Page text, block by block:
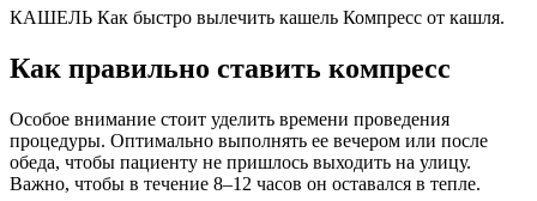
КАШЕЛЬ Как быстро вылечить кашель Компресс от кашля.
Как правильно ставить компресс
Особое внимание стоит уделить времени проведения
процедуры. Оптимально выполнять ее вечером или после
обеда, чтобы пациенту не пришлось выходить на улицу.
Важно, чтобы в течение 8‒12 часов он оставался в тепле.